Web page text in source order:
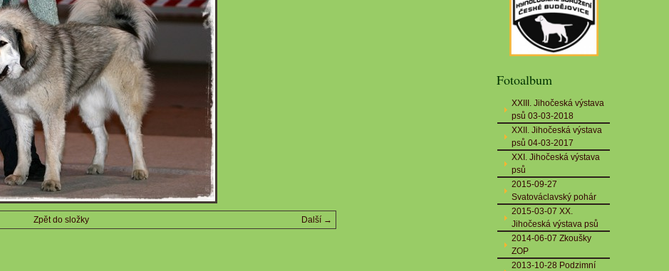
Další →
Zpět do složky
Fotoalbum
XXIII. Jihočeská výstava
psů 03-03-2018
XXII. Jihočeská výstava
psů 04-03-2017
XXI. Jihočeská výstava
psů
2015-09-27
Svatováclavský pohár
2015-03-07 XX.
Jihočeská výstava psů
2014-06-07 Zkoušky
ZOP
2013-10-28 Podzimní